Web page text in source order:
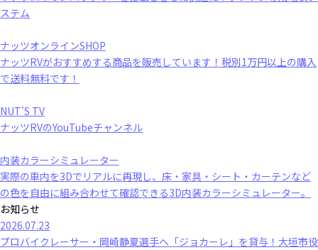
ステム
ナッツオンラインSHOP
ナッツRVがおすすめする商品を販売しています！税別1万円以上の購入
で送料無料です！
NUT'S TV
ナッツRVのYouTubeチャンネル
内装カラーシミュレーター
実際の車内を3Dでリアルに再現し、床・家具・シート・カーテンなど
の色を自由に組み合わせて確認できる3D内装カラーシミュレーター。
お知らせ
2026.07.23
プロバイクレーサー・岡崎静夏選手へ「ジョカーレ」を貸与！大垣市役